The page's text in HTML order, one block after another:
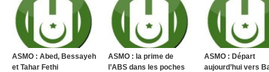
ASMO : Abed, Bessayeh
et Tahar Fethi
ASMO : la prime de
l’ABS dans les poches
ASMO : Départ
aujourd’hui vers